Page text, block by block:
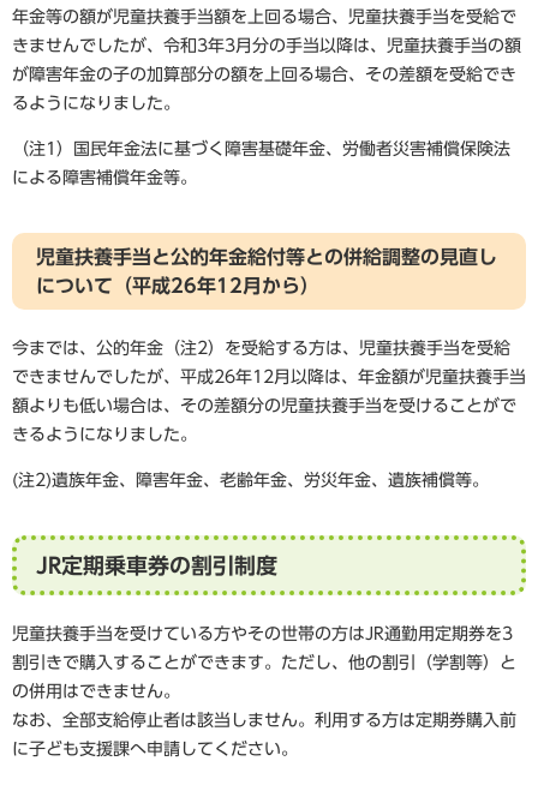
年金等の額が児童扶養手当額を上回る場合、児童扶養手当を受給で
きませんでしたが、令和3年3月分の手当以降は、児童扶養手当の額
が障害年金の子の加算部分の額を上回る場合、その差額を受給でき
るようになりました。
（注1）国民年金法に基づく障害基礎年金、労働者災害補償保険法
による障害補償年金等。
児童扶養手当と公的年金給付等との併給調整の見直し
について（平成26年12月から）
今までは、公的年金（注2）を受給する方は、児童扶養手当を受給
できませんでしたが、平成26年12月以降は、年金額が児童扶養手当
額よりも低い場合は、その差額分の児童扶養手当を受けることがで
きるようになりました。
(注2)遺族年金、障害年金、老齢年金、労災年金、遺族補償等。
JR定期乗車券の割引制度
児童扶養手当を受けている方やその世帯の方はJR通勤用定期券を3
割引きで購入することができます。ただし、他の割引（学割等）と
の併用はできません。
なお、全部支給停止者は該当しません。利用する方は定期券購入前
に子ども支援課へ申請してください。